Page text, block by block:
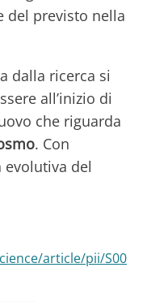
previsto nella
dalla ricerca si
all’inizio di
che riguarda
. Con
evolutiva del
article/pii/S00